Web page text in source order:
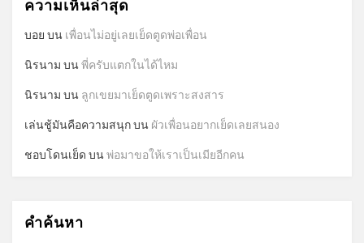
ความเห็นล่าสุด
บอย บน เพื่อนไม่อยู่เลยเย็ดตูดพ่อเพื่อน
นิรนาม บนพี่ครับแตกในได้ไหม
นิรนาม บน ลูกเขยมาเย็ดตูดเพราะสงสาร
เล่นชู้มันคือความสนุกบน ผัวเพื่อนอยากเย็ดเลยสนอง
ชอบโดนเย็ด บนพ่อมาขอให้เราเป็นเมียอีกคน
คำค้นหา